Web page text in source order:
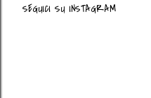
SEGUICI SU INSTAGRAM